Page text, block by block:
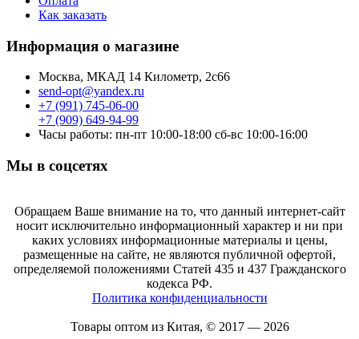
Как заказать
Информация о магазине
Москва, МКАД 14 Километр, 2с66
send-opt@yandex.ru
+7 (991) 745-06-00
+7 (909) 649-94-99
Часы работы: пн-пт 10:00-18:00 сб-вс 10:00-16:00
Мы в соцсетях
Обращаем Ваше внимание на то, что данный интернет-сайт
носит исключительно информационный характер и ни при
каких условиях информационные материалы и цены,
размещенные на сайте, не являются публичной офертой,
определяемой положениями Статей 435 и 437 Гражданского
кодекса РФ.
Политика конфиденциальности
Товары оптом из Китая, © 2017 — 2026